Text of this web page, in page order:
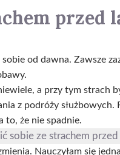
przed
od dawna. Zawsze
a przy tym strach
z podróży służbowych.
to, że nie spadnie.
sobie ze strachem przed
Nauczyłam się